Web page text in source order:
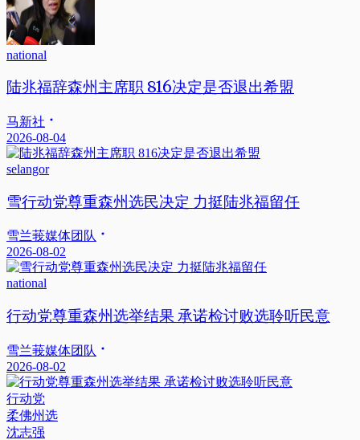
national
陆兆福辞森州主席职 816决定是否退出希盟
马新社
2026-08-04
selangor
雪行动党尊重森州选民决定 力挺陆兆福留任
雪兰莪媒体团队
2026-08-02
national
行动党尊重森州选举结果 承诺检讨败选聆听民意
雪兰莪媒体团队
2026-08-02
行动党
柔佛州选
沈志强